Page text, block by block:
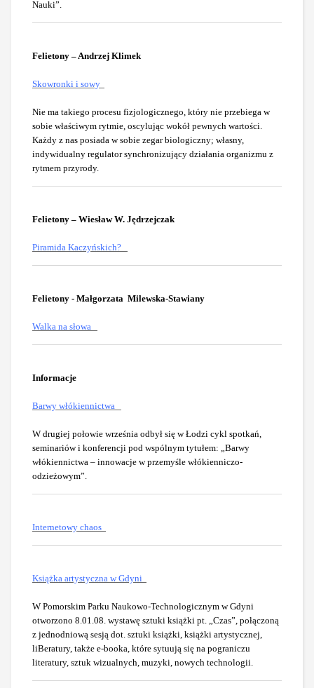
Nauki”.
Felietony – Andrzej Klimek
Skowronki i sowy
Nie ma takiego procesu fizjologicznego, który nie przebiega w
sobie właściwym rytmie, oscylując wokół pewnych wartości.
Każdy z nas posiada w sobie zegar biologiczny; własny,
indywidualny regulator synchronizujący działania organizmu z
rytmem przyrody.
Felietony – Wiesław W. Jędrzejczak
Piramida Kaczyńskich?
Felietony - Małgorzata Milewska-Stawiany
Walka na słowa
Informacje
Barwy włókiennictwa
W drugiej połowie września odbył się w Łodzi cykl spotkań,
seminariów i konferencji pod wspólnym tytułem: „Barwy
włókiennictwa – innowacje w przemyśle włókienniczo-
odzieżowym”.
Internetowy chaos
Książka artystyczna w Gdyni
W Pomorskim Parku Naukowo-Technologicznym w Gdyni
otworzono 8.01.08. wystawę sztuki książki pt. „Czas”, połączoną
z jednodniową sesją dot. sztuki książki, książki artystycznej,
liBeratury, także e-booka, które sytuują się na pograniczu
literatury, sztuk wizualnych, muzyki, nowych technologii.